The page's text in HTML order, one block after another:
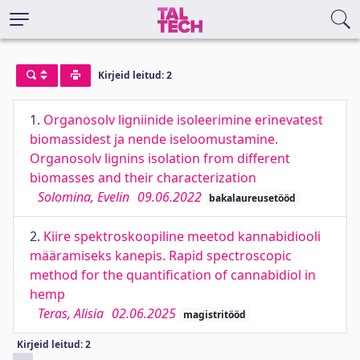
Kirjeid leitud: 2
1. Organosolv ligniinide isoleerimine erinevatest
biomassidest ja nende iseloomustamine.
Organosolv lignins isolation from different
biomasses and their characterization
Solomina, Evelin 09.06.2022 bakalaureusetööd
2. Kiire spektroskoopiline meetod kannabidiooli
määramiseks kanepis. Rapid spectroscopic
method for the quantification of cannabidiol in
hemp
Teras, Alisia 02.06.2025 magistritööd
Kirjeid leitud: 2